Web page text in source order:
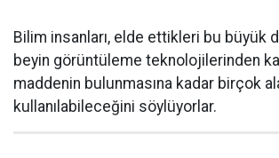
Bilim insanları, elde ettikleri bu büyük
beyin görüntüleme teknolojilerinden
maddenin bulunmasına kadar birçok
kullanılabileceğini söylüyorlar.